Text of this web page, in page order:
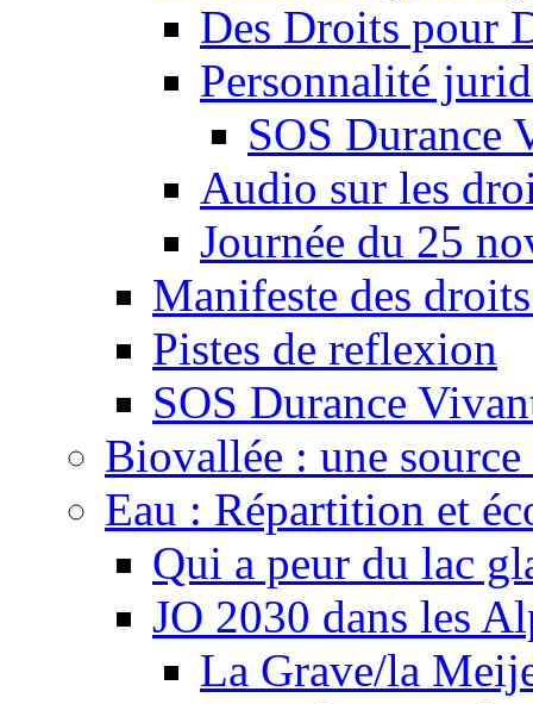
Des Droits pour
Personnalité
SOS Durance
Audio sur les
Journée du 25
Manifeste des
Pistes de reflexion
SOS Durance
Biovallée : une
Eau : Répartition et
Qui a peur du lac
JO 2030 dans les
La Grave/la